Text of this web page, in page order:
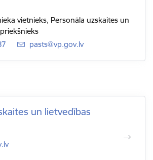
vietnieks, Personāla uzskaites un
E-pasts:
pasts@vp.gov.lv
un lietvedības